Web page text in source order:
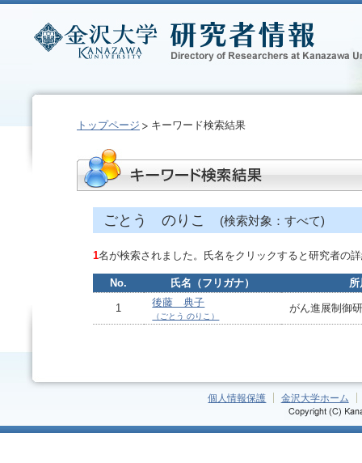
トップページ キーワード検索結果
ごとう のりこ (検索対象：すべて)
1名が検索されました。氏名をクリックすると研究者の
No. 氏名（フリガナ）
1 後藤 典子
（ごとう のりこ）
がん進展制御
個人情報保護 金沢大学ホーム